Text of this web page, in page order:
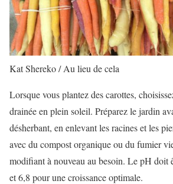
Kat Shereko / Au lieu de cela
Lorsque vous plantez des carottes,
drainée en plein soleil. Préparez le jardin
désherbant, en enlevant les racines et les
avec du compost organique ou du fumier
modifiant à nouveau au besoin. Le pH doit
et 6,8 pour une croissance optimale.